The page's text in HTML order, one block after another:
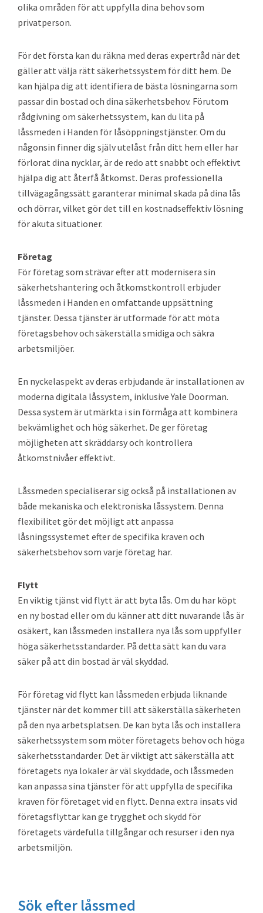
olika områden för att uppfylla dina behov som
privatperson.
För det första kan du räkna med deras expertråd när det
gäller att välja rätt säkerhetssystem för ditt hem. De
kan hjälpa dig att identifiera de bästa lösningarna som
passar din bostad och dina säkerhetsbehov. Förutom
rådgivning om säkerhetssystem, kan du lita på
låssmeden i Handen för låsöppningstjänster. Om du
någonsin finner dig själv utelåst från ditt hem eller har
förlorat dina nycklar, är de redo att snabbt och effektivt
hjälpa dig att återfå åtkomst. Deras professionella
tillvägagångssätt garanterar minimal skada på dina lås
och dörrar, vilket gör det till en kostnadseffektiv lösning
för akuta situationer.
Företag
För företag som strävar efter att modernisera sin
säkerhetshantering och åtkomstkontroll erbjuder
låssmeden i Handen en omfattande uppsättning
tjänster. Dessa tjänster är utformade för att möta
företagsbehov och säkerställa smidiga och säkra
arbetsmiljöer.
En nyckelaspekt av deras erbjudande är installationen av
moderna digitala låssystem, inklusive Yale Doorman.
Dessa system är utmärkta i sin förmåga att kombinera
bekvämlighet och hög säkerhet. De ger företag
möjligheten att skräddarsy och kontrollera
åtkomstnivåer effektivt.
Låssmeden specialiserar sig också på installationen av
både mekaniska och elektroniska låssystem. Denna
flexibilitet gör det möjligt att anpassa
låsningssystemet efter de specifika kraven och
säkerhetsbehov som varje företag har.
Flytt
En viktig tjänst vid flytt är att byta lås. Om du har köpt
en ny bostad eller om du känner att ditt nuvarande lås är
osäkert, kan låssmeden installera nya lås som uppfyller
höga säkerhetsstandarder. På detta sätt kan du vara
säker på att din bostad är väl skyddad.
För företag vid flytt kan låssmeden erbjuda liknande
tjänster när det kommer till att säkerställa säkerheten
på den nya arbetsplatsen. De kan byta lås och installera
säkerhetssystem som möter företagets behov och höga
säkerhetsstandarder. Det är viktigt att säkerställa att
företagets nya lokaler är väl skyddade, och låssmeden
kan anpassa sina tjänster för att uppfylla de specifika
kraven för företaget vid en flytt. Denna extra insats vid
företagsflyttar kan ge trygghet och skydd för
företagets värdefulla tillgångar och resurser i den nya
arbetsmiljön.
Primärt
Sök efter låssmed